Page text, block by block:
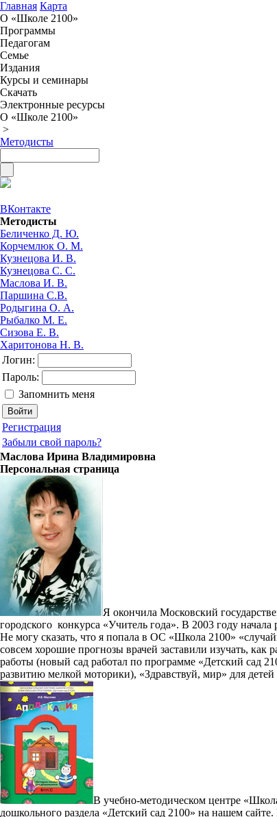
Главная Карта
О «Школе 2100»
Программы
Педагогам
Семье
Издания
Курсы и семинары
Скачать
Электронные ресурсы
О «Школе 2100»
>
Методисты
ВКонтакте
Методисты
Беличенко Д. Ю.
Корчемлюк О. М.
Кузнецова И. В.
Кузнецова С. С.
Маслова И. В.
Паршина С.В.
Родыгина О. А.
Рыбалко М. Е.
Сизова Е. В.
Харитонова Н. В.
Логин:
Пароль:
Запомнить меня
Регистрация
Забыли свой пароль?
Маслова Ирина Владимировна
Персональная страница
Я окончила Московский
городского конкурса «Учитель года». В 2003 году
Не могу сказать, что я попала в ОС «Школа 2100»
совсем хорошие прогнозы врачей заставили изучать, как
работы (новый сад работал по программе «Детский сад
развитию мелкой моторики), «Здравствуй, мир» для
В учебно-методическом центре
дошкольного раздела «Детский сад 2100» на нашем